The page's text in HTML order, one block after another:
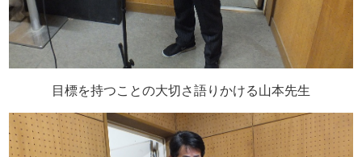
目標を持つことの大切さ語りかける山本先生